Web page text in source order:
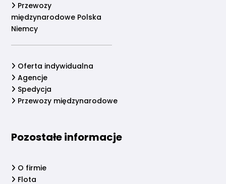
Przewozy
międzynarodowe Polska
Niemcy
Oferta indywidualna
Agencje
Spedycja
Przewozy międzynarodowe
Pozostałe informacje
O firmie
Flota